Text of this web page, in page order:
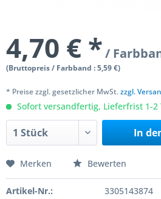
4,70 € */
(Bruttopreis / Farbband : 5,59 €)
* Preise zzgl. gesetzlicher MwSt.zzgl.
Sofort versandfertig, Lieferfrist 1-2
In
Merken Bewerten
Artikel-Nr.:
3305143874